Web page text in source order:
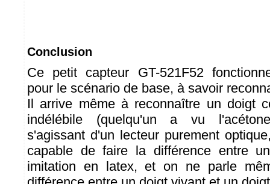
Conclusion
Ce petit capteur GT-521F52
pour le scénario de base, à savoir
Il arrive même à reconnaître un doigt
indélébile (quelqu'un a vu
s'agissant d'un lecteur purement
capable de faire la différence entre
imitation en latex, et on ne parle